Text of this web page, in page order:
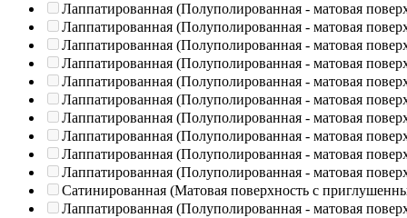
Лаппатированная (Полуполированная - матовая
Лаппатированная (Полуполированная - матовая
Лаппатированная (Полуполированная - матовая
Лаппатированная (Полуполированная - матовая
Лаппатированная (Полуполированная - матовая
Лаппатированная (Полуполированная - матовая
Лаппатированная (Полуполированная - матовая
Лаппатированная (Полуполированная - матовая
Лаппатированная (Полуполированная - матовая
Лаппатированная (Полуполированная - матовая
Сатинированная (Матовая поверхность с
Лаппатированная (Полуполированная - матовая